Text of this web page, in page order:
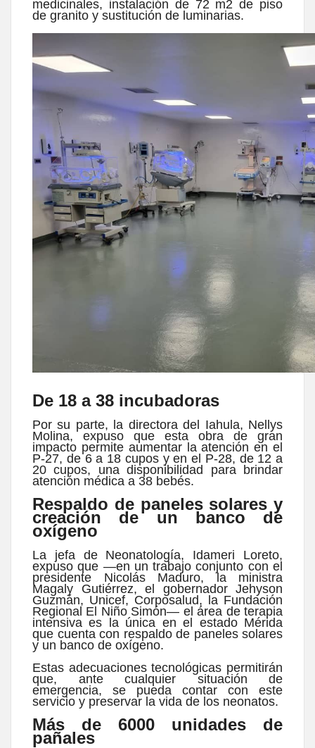
medicinales, instalación de 72 m2 de piso
de granito y sustitución de luminarias.
De 18 a 38 incubadoras
Por su parte, la directora del Iahula, Nellys
Molina, expuso que esta obra de gran
impacto permite aumentar la atención en el
P-27, de 6 a 18 cupos y en el P-28, de 12 a
20 cupos, una disponibilidad para brindar
atención médica a 38 bebés.
Respaldo de paneles solares y
creación de un banco de
oxígeno
La jefa de Neonatología, Idameri Loreto,
expuso que —en un trabajo conjunto con el
presidente Nicolás Maduro, la ministra
Magaly Gutiérrez, el gobernador Jehyson
Guzmán, Unicef, Corposalud, la Fundación
Regional El Niño Simón— el área de terapia
intensiva es la única en el estado Mérida
que cuenta con respaldo de paneles solares
y un banco de oxígeno.
Estas adecuaciones tecnológicas permitirán
que, ante cualquier situación de
emergencia, se pueda contar con este
servicio y preservar la vida de los neonatos.
Más de 6000 unidades de
pañales